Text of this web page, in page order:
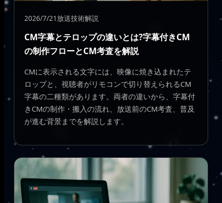
2026/7/21 放送技術解説
CM字幕とテロップの違いとは?字幕付きCM
の制作フローとCM考査を解説
CMに表示される文字には、映像に焼き込まれたテ
ロップと、視聴者がリモコンで切り替えられるCM
字幕の二種類があります。両者の違いから、字幕付
きCMの制作・搬入の流れ、放送前のCM考査、普及
が進む背景までを解説します。